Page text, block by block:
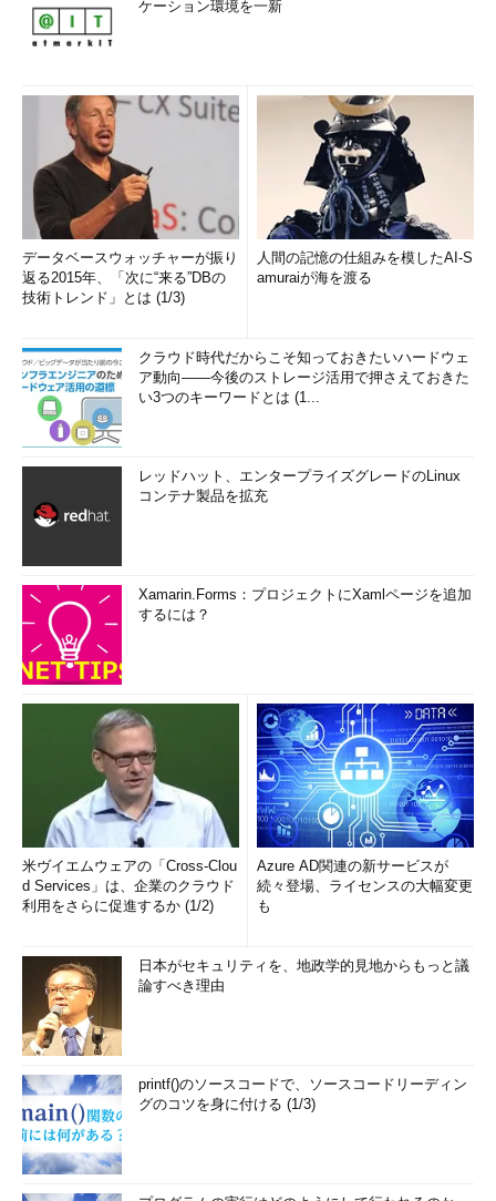
ケーション環境を一新
データベースウォッチャーが振り
返る2015年、「次に“来る”DBの
技術トレンド」とは (1/3)
人間の記憶の仕組みを模したAI-S
amuraiが海を渡る
クラウド時代だからこそ知っておきたいハードウェ
ア動向――今後のストレージ活用で押さえておきた
い3つのキーワードとは (1...
レッドハット、エンタープライズグレードのLinux
コンテナ製品を拡充
Xamarin.Forms：プロジェクトにXamlページを追加
するには？
米ヴイエムウェアの「Cross-Clou
d Services」は、企業のクラウド
利用をさらに促進するか (1/2)
Azure AD関連の新サービスが
続々登場、ライセンスの大幅変更
も
日本がセキュリティを、地政学的見地からもっと議
論すべき理由
printf()のソースコードで、ソースコードリーディン
グのコツを身に付ける (1/3)